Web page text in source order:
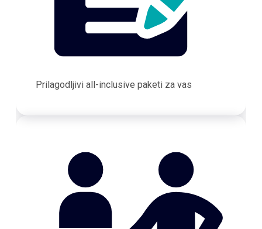
Prilagodljivi all-inclusive paketi za vas